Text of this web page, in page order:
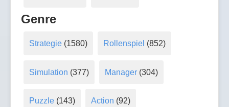
Genre
Strategie(1580) Rollenspiel (852)
Simulation (377) Manager (304)
Puzzle(143) Action (92)